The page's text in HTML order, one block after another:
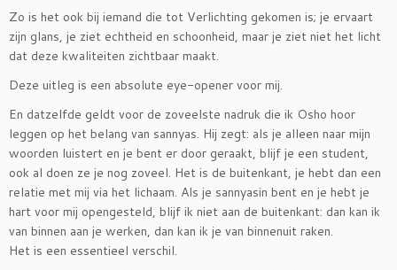
Zo is het ook bij iemand die tot Verlichting gekomen is; je ervaart
zijn glans, je ziet echtheid en schoonheid, maar je ziet niet het licht
dat deze kwaliteiten zichtbaar maakt.
Deze uitleg is een absolute eye-opener voor mij.
En datzelfde geldt voor de zoveelste nadruk die ik Osho hoor
leggen op het belang van sannyas. Hij zegt: als je alleen naar mijn
woorden luistert en je bent er door geraakt, blijf je een student,
ook al doen ze je nog zoveel. Het is de buitenkant, je hebt dan een
relatie met mij via het lichaam. Als je sannyasin bent en je hebt je
hart voor mij opengesteld, blijf ik niet aan de buitenkant: dan kan ik
van binnen aan je werken, dan kan ik je van binnenuit raken.
Het is een essentieel verschil.